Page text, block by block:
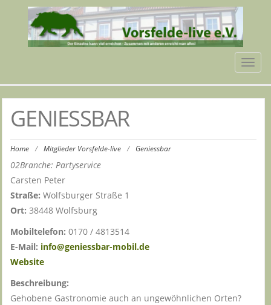
GENIESSBAR
Home / Mitglieder Vorsfelde-live / Geniessbar
02Branche: Partyservice
Carsten Peter
Straße: Wolfsburger Straße 1
Ort: 38448 Wolfsburg
Mobiltelefon: 0170 / 4813514
E-Mail: info@geniessbar-mobil.de
Website
Beschreibung:
Gehobene Gastronomie auch an ungewöhnlichen Orten?